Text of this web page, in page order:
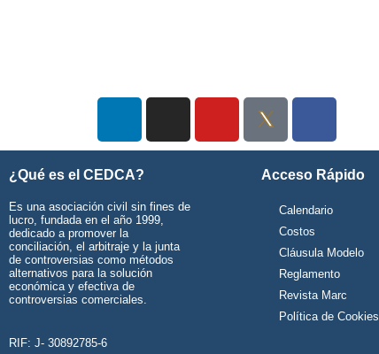
¿Qué es el CEDCA?
Es una asociación civil sin fines de
lucro, fundada en el año 1999,
dedicado a promover la
conciliación, el arbitraje y la junta
de controversias como métodos
alternativos para la solución
económica y efectiva de
controversias comerciales.
RIF: J- 30892785-6
Acceso Rápido
Calendario
Costos
Cláusula Modelo
Reglamento
Revista Marc
Política de Cookies